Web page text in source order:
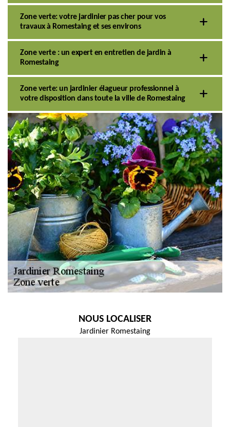
Zone verte: votre jardinier pas cher pour vos
travaux à Romestaing et ses environs
Zone verte : un expert en entretien de jardin à
Romestaing
Zone verte: un jardinier élagueur professionnel à
votre disposition dans toute la ville de Romestaing
NOUS LOCALISER
Jardinier Romestaing